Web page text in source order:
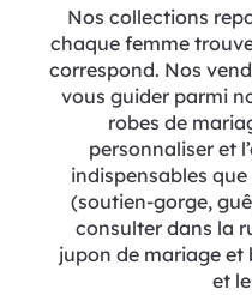
Nos collections
chaque femme
correspond. Nos
vous guider parmi
robes de
personnaliser et
indispensables
(soutien-gorge,
consulter dans la
jupon de mariage et
et